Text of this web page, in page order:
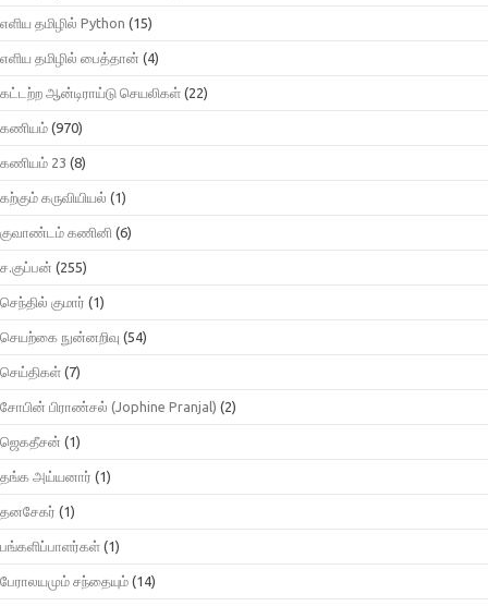
எளிய தமிழில் Python (15)
எளிய தமிழில் பைத்தான் (4)
கட்டற்ற ஆன்டிராய்டு செயலிகள் (22)
கணியம் (970)
கணியம் 23 (8)
கற்கும் கருவியியல் (1)
குவாண்டம் கணினி (6)
ச.குப்பன் (255)
செந்தில் குமார் (1)
செயற்கை நுன்னறிவு (54)
செய்திகள் (7)
சோபின் பிராண்சல் (Jophine Pranjal) (2)
ஜெகதீசன் (1)
தங்க அய்யனார் (1)
தனசேகர் (1)
பங்களிப்பாளர்கள் (1)
பேராலயமும் சந்தையும் (14)